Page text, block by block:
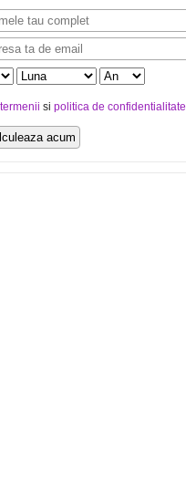
termenii si politica de confidentialitate